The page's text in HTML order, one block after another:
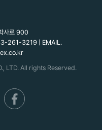
사로 900
261-3219 | EMAIL.
LTD. All rights Reserved.